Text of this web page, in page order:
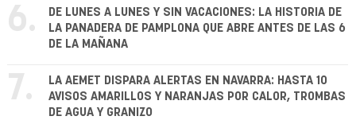
6.
DE LUNES A LUNES Y SIN VACACIONES: LA HISTORIA DE
LA PANADERA DE PAMPLONA QUE ABRE ANTES DE LAS 6
DE LA MAÑANA
7.
LA AEMET DISPARA ALERTAS EN NAVARRA: HASTA 10
AVISOS AMARILLOS Y NARANJAS POR CALOR, TROMBAS
DE AGUA Y GRANIZO